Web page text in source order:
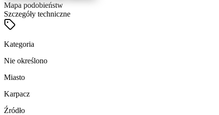
Mapa podobieństw
Szczegóły techniczne
Kategoria
Nie określono
Miasto
Karpacz
Źródło